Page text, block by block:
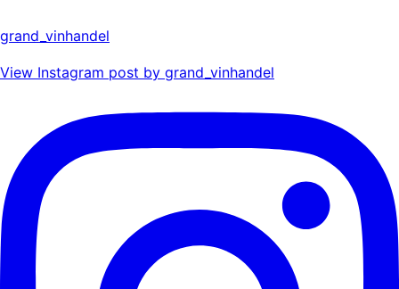
grand_vinhandel
View Instagram post by grand_vinhandel